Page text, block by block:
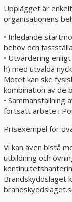
Upplägget är
organisationens
• Inledande
behov och
• Utvärdering
h) med utvalda
Mötet kan ske
kombination av de
•
fortsatt arbete i
Prisexempel för
Vi kan även bistå
utbildning och
Brandskyddslaget